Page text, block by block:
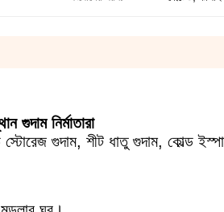
গুদাম নির্মাতারা
গুদাম, শীট ধাতু গুদাম, কোল্ড